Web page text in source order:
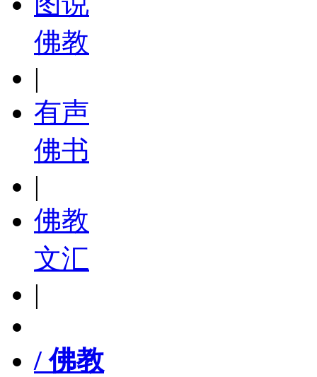
佛教
|
有声
佛书
|
佛教
文汇
|
/ 佛教